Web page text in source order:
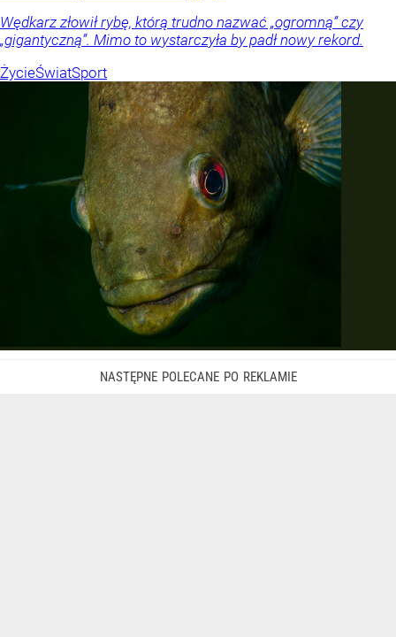
Wędkarz złowił rybę, którą trudno nazwać „ogromną” czy
„gigantyczną”. Mimo to wystarczyła by padł nowy rekord.
ŻycieŚwiatSport